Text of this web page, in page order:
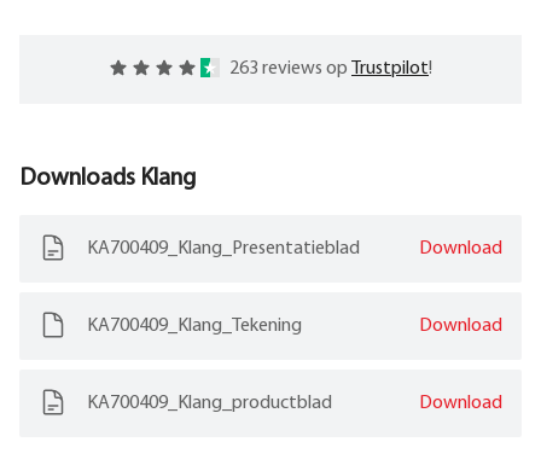
263 reviews op Trustpilot!
Downloads Klang
KA700409_Klang_Presentatieblad Download
KA700409_Klang_Tekening Download
KA700409_Klang_productblad Download